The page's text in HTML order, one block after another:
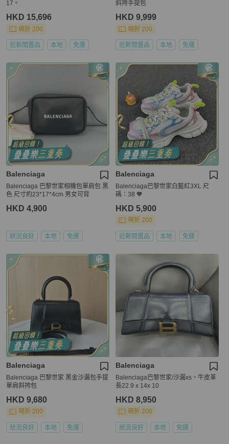
17。
HKD 15,696
現折 200
近新閒置品 本地 免運
斜挎手提包
HKD 9,999
現折 200
近新閒置品 本地 免運
Balenciaga
Balenciaga 巴黎世家相機包單肩包 黑
色 尺寸約23*17*4cm 男女可背
HKD 4,900
狀況良好 本地 免運
Balenciaga
Balenciaga巴黎世家白藍紅3XL 尺
碼：38 🧡
HKD 5,900
現折 200
近新閒置品 本地 免運
Balenciaga
Balenciaga 巴黎世家 黑金沙漏包手提
單肩斜挎包
HKD 9,680
現折 200
狀況良好 本地 免運
Balenciaga
Balenciaga巴黎世家/沙漏xs，牛皮革
長22.9 x 14x 10
HKD 8,950
現折 200
狀況良好 本地 免運